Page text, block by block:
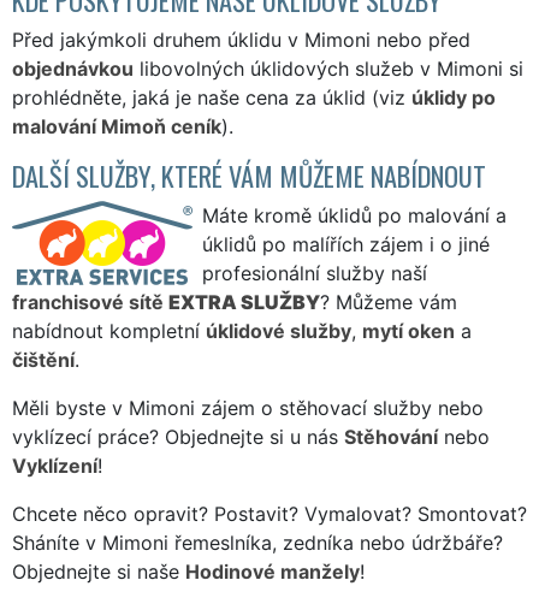
Před jakýmkoli druhem úklidu v Mimoni nebo před
objednávkou libovolných úklidových služeb v Mimoni si
prohlédněte, jaká je naše cena za úklid (viz úklidy po
malování Mimoň ceník).
DALŠÍ SLUŽBY, KTERÉ VÁM MŮŽEME NABÍDNOUT
Máte kromě úklidů po malování a
úklidů po malířích zájem i o jiné
profesionální služby naší
franchisové sítě EXTRA SLUŽBY? Můžeme vám
nabídnout kompletní úklidové služby, mytí oken a
čištění.
Měli byste v Mimoni zájem o stěhovací služby nebo
vyklízecí práce? Objednejte si u nás Stěhovánínebo
Vyklízení!
Chcete něco opravit? Postavit? Vymalovat? Smontovat?
Sháníte v Mimoni řemeslníka, zedníka nebo údržbáře?
Objednejte si naše Hodinové manžely!